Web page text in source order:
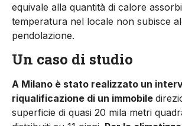
equivale alla quantità di calore
temperatura nel locale non subisce
pendolazione.
Un caso di studio
A Milano è stato realizzato un
riqualificazione di un immobile
superficie di quasi 20 mila metri